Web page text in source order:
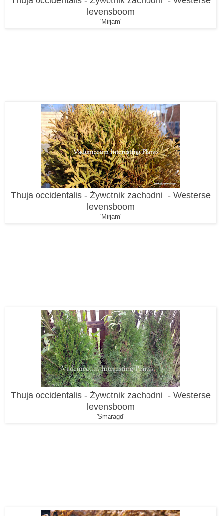
levensboom
'Mirjam'
Thuja occidentalis - Żywotnik zachodni - Westerse
levensboom
'Mirjam'
Thuja occidentalis - Żywotnik zachodni - Westerse
levensboom
'Smaragd'